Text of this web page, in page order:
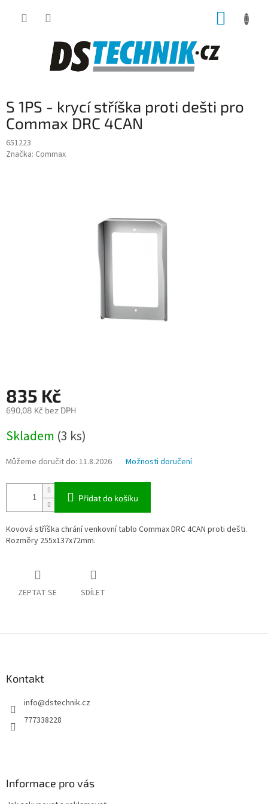
S 1PS - krycí stříška proti dešti pro
Commax DRC 4CAN
651223
Značka: Commax
835 Kč
690,08 Kč bez DPH
cena:
Skladem (3 ks)
Můžeme doručit do: 11.8.2026 Možnosti doručení
Přidat do košíku
Kovová stříška chrání venkovní tablo Commax DRC 4CAN proti dešti.
Rozměry 255x137x72mm.
ZEPTAT SE SDÍLET
Kontakt
info@dstechnik.cz
777338228
Informace pro vás